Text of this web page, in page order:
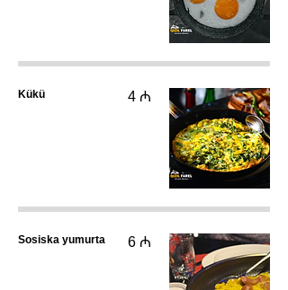
Kükü 4 ₼
Sosiska yumurta 6 ₼